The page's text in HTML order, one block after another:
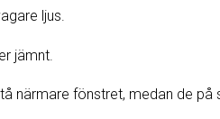
ljus.
jämnt.
närmare fönstret, medan de på